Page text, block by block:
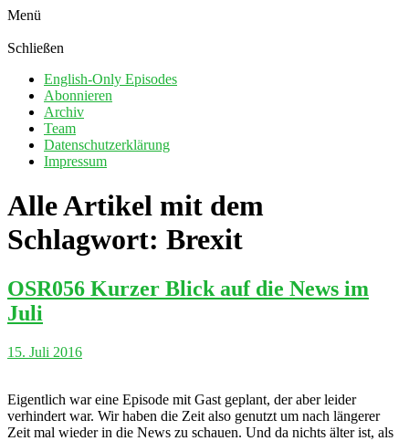
Menü
Schließen
English-Only Episodes
Abonnieren
Archiv
Team
Datenschutzerklärung
Impressum
Alle Artikel mit dem
Schlagwort: Brexit
OSR056 Kurzer Blick auf die News im
Juli
15. Juli 2016
Eigentlich war eine Episode mit Gast geplant, der aber leider
verhindert war. Wir haben die Zeit also genutzt um nach längerer
Zeit mal wieder in die News zu schauen. Und da nichts älter ist, als